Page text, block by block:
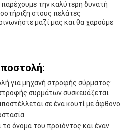
παρέχουμε την καλύτερη δυνατή
στους πελάτες
μαζί μας και θα χαρούμε
για μηχανή στροφής σύρματος:
συρμάτων συσκευάζεται
σε ένα κουτί με άφθονο
το όνομα του προϊόντος και έναν